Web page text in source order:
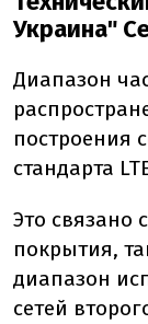
Украина"
Диапазон
построения
стандарта
Это связано
покрытия,
диапазон
сетей